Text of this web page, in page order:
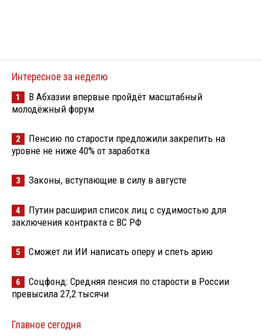
Интересное за неделю
1
В Абхазии впервые пройдёт масштабный
молодёжный форум
2
Пенсию по старости предложили закрепить на
уровне не ниже 40% от заработка
3 Законы, вступающие в силу в августе
4
Путин расширил список лиц с судимостью для
заключения контракта с ВС РФ
5 Сможет ли ИИ написать оперу и спеть арию
6
Соцфонд: Средняя пенсия по старости в России
превысила 27,2 тысячи
Главное сегодня